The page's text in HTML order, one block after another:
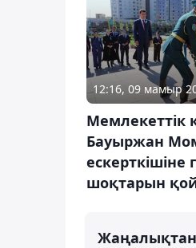
12:16, 09 мамыр
Мемлекеттік
Бауыржан
ескерткішіне
шоқтарын
Жаңалықтан